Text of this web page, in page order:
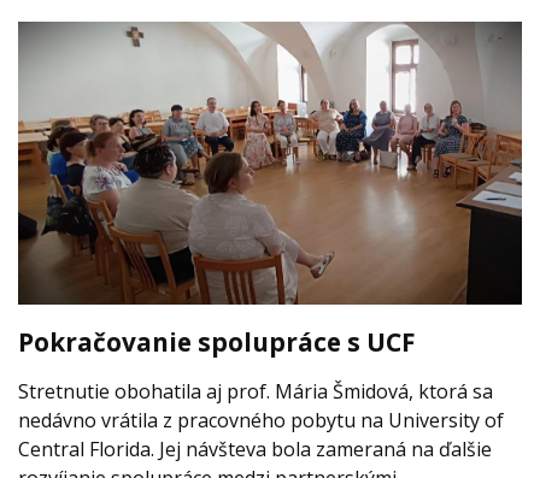
Pokračovanie spolupráce s UCF
Stretnutie obohatila aj prof. Mária Šmidová, ktorá sa
nedávno vrátila z pracovného pobytu na University of
Central Florida. Jej návšteva bola zameraná na ďalšie